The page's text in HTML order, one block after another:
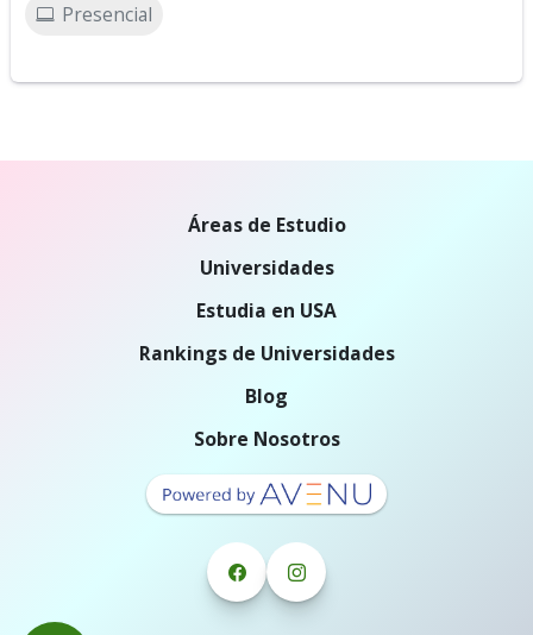
Presencial
Áreas de Estudio
Universidades
Estudia en USA
Rankings de Universidades
Blog
Sobre Nosotros